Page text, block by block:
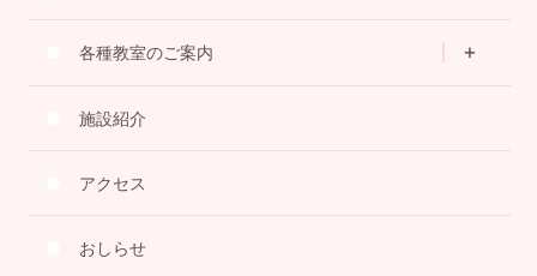
各種教室のご案内
施設紹介
アクセス
おしらせ